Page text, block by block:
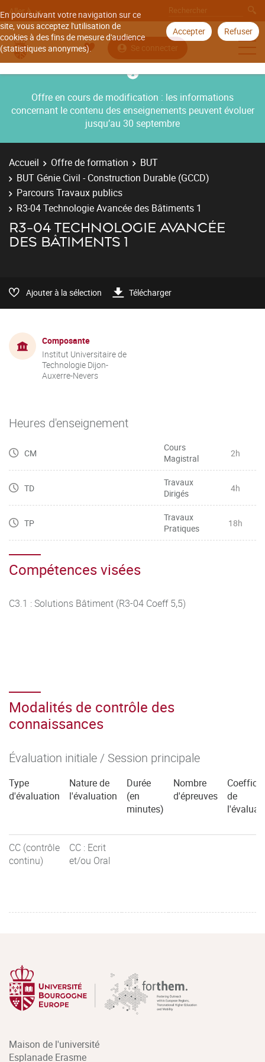
En poursuivant votre navigation sur ce
site, vous acceptez l'utilisation de
cookies à des fins de mesure d'audience
(statistiques anonymes).
Accepter Refuser
Aller à
Se connecter
Offre en cours de modification : les informations
concernant le contenu des enseignements peuvent évoluer
jusqu’au 30 septembre
Accueil Offre de formation
BUT
BUT Génie Civil - Construction Durable (GCCD)
Parcours Travaux publics
R3-04 Technologie Avancée des Bâtiments 1
R3-04 TECHNOLOGIE AVANCÉE
DES BÂTIMENTS 1
Ajouter à la sélection Télécharger
Composante
Institut Universitaire de
Technologie Dijon-
Auxerre-Nevers
Heures d'enseignement
CM
Cours
Magistral
2h
TD
Travaux
Dirigés
4h
TP
Travaux
Pratiques
18h
Compétences visées
C3.1 : Solutions Bâtiment (R3-04 Coeff 5,5)
Modalités de contrôle des
connaissances
Évaluation initiale / Session principale
Type
d'évaluation
Nature de
l'évaluation
Durée
(en
minutes)
Nombre
d'épreuves
de
CC (contrôle
continu)
CC : Ecrit
et/ou Oral
Maison de l'université
Esplanade Erasme